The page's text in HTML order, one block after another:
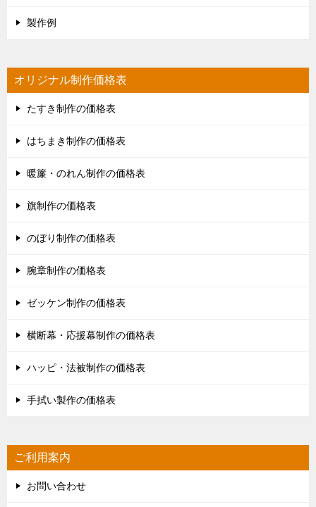
製作例
オリジナル制作価格表
たすき制作の価格表
はちまき制作の価格表
暖簾・のれん制作の価格表
旗制作の価格表
のぼり制作の価格表
腕章制作の価格表
ゼッケン制作の価格表
横断幕・応援幕制作の価格表
ハッピ・法被制作の価格表
手拭い製作の価格表
ご利用案内
お問い合わせ